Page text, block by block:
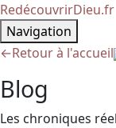
RedécouvrirDieu.fr
Navigation
←Retour à l'accueil
Blog
Les chroniques